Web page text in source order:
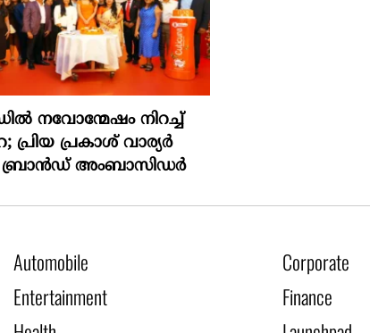
നവോന്മേഷം നിറച്ച്
പ്രിയ പ്രകാശ് വാര്യർ
അംബാസിഡർ
Automobile
Corporate
Entertainment
Finance